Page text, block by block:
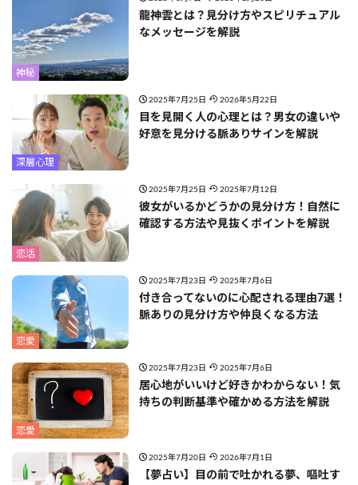
神秘
龍神雲とは？見分け方やスピリチュアル
なメッセージを解説
深層心理
2025年7月25日 2026年5月22日
目を見開く人の心理とは？男女の違いや
好意を見分ける脈ありサインを解説
恋活
2025年7月25日 2025年7月12日
彼女がいるかどうかの見分け方！自然に
確認する方法や見抜くポイントを解説
恋愛
2025年7月23日 2025年7月6日
付き合ってないのに心配される理由7選！
脈ありの見分け方や仲良くなる方法
恋愛
2025年7月23日 2025年7月6日
居心地がいいけど好きかわからない！気
持ちの判断基準や確かめる方法を解説
2025年7月20日 2026年7月1日
【夢占い】目の前で吐かれる夢、嘔吐す